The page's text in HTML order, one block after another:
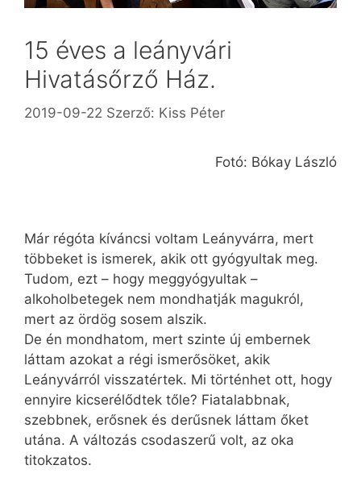
15 éves a leányvári
Hivatásőrző Ház.
2019-09-22 Szerző: Kiss Péter
Fotó: Bókay László
Már régóta kíváncsi voltam Leányvárra, mert
többeket is ismerek, akik ott gyógyultak meg.
Tudom, ezt – hogy meggyógyultak –
alkoholbetegek nem mondhatják magukról,
mert az ördög sosem alszik.
De én mondhatom, mert szinte új embernek
láttam azokat a régi ismerősöket, akik
Leányvárról visszatértek. Mi történhet ott, hogy
ennyire kicserélődtek tőle? Fiatalabbnak,
szebbnek, erősnek és derűsnek láttam őket
utána. A változás csodaszerű volt, az oka
titokzatos.